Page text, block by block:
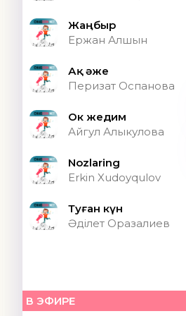
Жаңбыр
Ержан Алшын
Ақ әже
Перизат Оспанова
Ок жедим
Айгул Алыкулова
Nozlaring
Erkin Xudoyqulov
Туған күн
Әділет Оразалиев
В ЭФИРЕ